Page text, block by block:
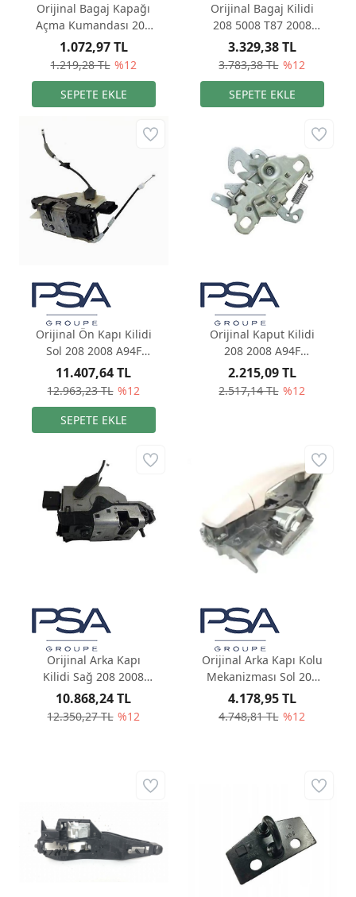
Orijinal Bagaj Kapağı
Açma Kumandası 208
308 T9 3008 P84E 5008
P87E 2008 A94F
9676028380
1.219,28 TL %12
1.072,97 TL
Orijinal Bagaj Kilidi
208 5008 T87 2008
A94F 8719F8
3.783,38 TL %12
3.329,38 TL
Orijinal Ön Kapı Kilidi
Sol 208 2008 A94F
9812500880
12.963,23 TL %12
11.407,64 TL
Orijinal Kaput Kilidi
208 2008 A94F
9673285680
2.517,14 TL %12
2.215,09 TL
Orijinal Arka Kapı
Kilidi Sağ 208 2008
A94F 9812501380
12.350,27 TL %12
10.868,24 TL
Orijinal Arka Kapı Kolu
Mekanizması Sol 208
2008 A94F 9109E8
4.748,81 TL %12
4.178,95 TL